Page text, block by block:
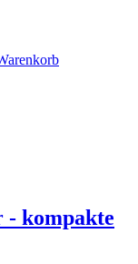
- kompakte